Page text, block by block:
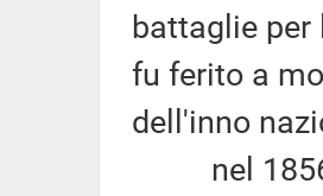
battaglie per
fu ferito a
dell'inno
nel 1856